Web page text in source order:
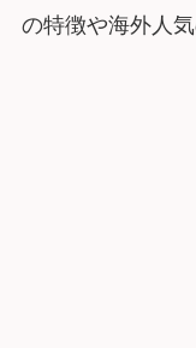
の特徴や海外人